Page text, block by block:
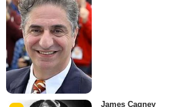
James Cagney